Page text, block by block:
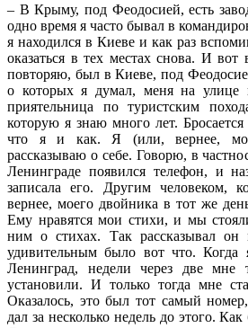
– В Крыму, под Феодосией, есть
одно время я часто бывал в
я находился в Киеве и как раз
оказаться в тех местах снова. И вот
повторяю, был в Киеве, под
о которых я думал, меня на улице
приятельница по туристским
которую я знаю много лет.
что я и как. Я (или, вернее,
рассказываю о себе. Говорю, в
Ленинграде появился телефон, и
записала его. Другим человеком,
вернее, моего двойника в тот же
Ему нравятся мои стихи, и мы
ним о стихах. Так рассказывал
удивительным было вот что. Когда
Ленинград, недели через две мне
установили. И только тогда мне
Оказалось, это был тот самый
дал за несколько недель до этого.